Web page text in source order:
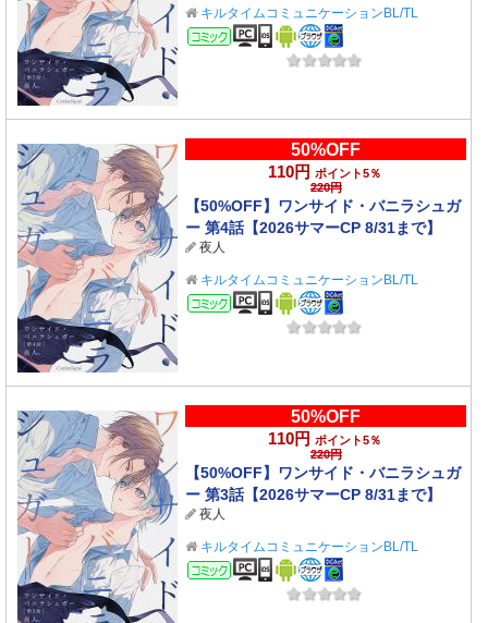
キルタイムコミュニケーションBL/TL
コミック
50%OFF
110円 ポイント5％
220円
【50%OFF】ワンサイド・バニラシュガ
ー 第4話【2026サマーCP 8/31まで】
夜人
キルタイムコミュニケーションBL/TL
コミック
50%OFF
110円 ポイント5％
220円
【50%OFF】ワンサイド・バニラシュガ
ー 第3話【2026サマーCP 8/31まで】
夜人
キルタイムコミュニケーションBL/TL
コミック